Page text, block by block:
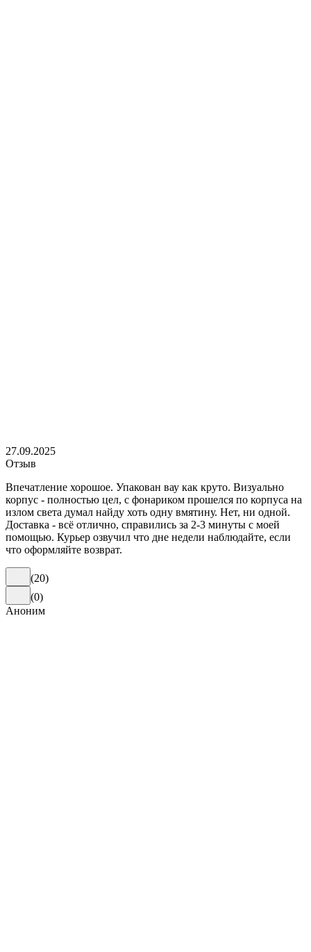
27.09.2025
Отзыв
Впечатление хорошое. Упакован вау как круто. Визуально
корпус - полностью цел, с фонариком прошелся по корпуса на
излом света думал найду хоть одну вмятину. Нет, ни одной.
Доставка - всё отлично, справились за 2-3 минуты с моей
помощью. Курьер озвучил что дне недели наблюдайте, если
что оформляйте возврат.
(20)
(0)
Аноним